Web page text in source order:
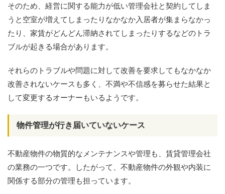
そのため、経営に関する能力が低い管理会社と契約してしま
うと空室が増えてしまったりなかなか入居者が集まらなかっ
たり、家賃がどんどん滞納されてしまったりするなどのトラ
ブルが起きる場合があります。
それらのトラブルや問題に対して改善を要求してもなかなか
改善されないケースも多く、不満や不信感を募らせた結果と
して変更するオーナーもいるようです。
物件管理が行き届いていないケース
不動産物件の物質的なメンテナンスや管理も、賃貸管理会社
の業務の一つです。したがって、不動産物件の外観や内装に
関係する部分の管理も担っています。